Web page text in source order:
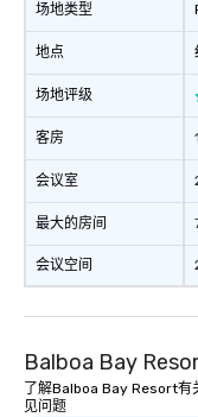
场地类型
地点
场地评级
客房
会议室
最大的房间
会议空间
Balboa Bay
了解Balboa Bay Resort有
见问题